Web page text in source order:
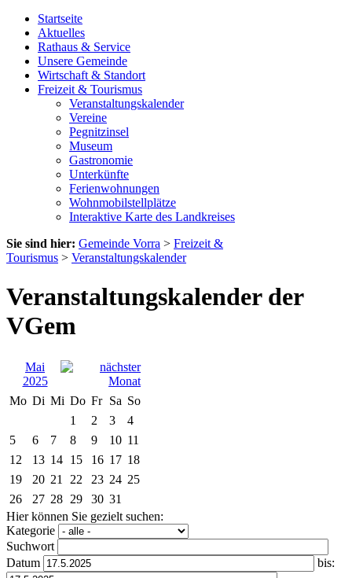
Startseite
Aktuelles
Rathaus & Service
Unsere Gemeinde
Wirtschaft & Standort
Freizeit & Tourismus
Veranstaltungskalender
Vereine
Pegnitzinsel
Museum
Gastronomie
Unterkünfte
Ferienwohnungen
Wohnmobilstellplätze
Interaktive Karte des Landkreises
Sie sind hier: Gemeinde Vorra > Freizeit &
Tourismus > Veranstaltungskalender
Veranstaltungskalender der
VGem
Mai
2025
Mo Di Mi Do Fr Sa So
1
2 3
4
5
6 7 8 9 10 11
12
13 14 15 16 17 18
19
20 21 22 23 24 25
26
27 28 29 30 31
Hier können Sie gezielt suchen:
Kategorie
Suchwort
Datum
bis: